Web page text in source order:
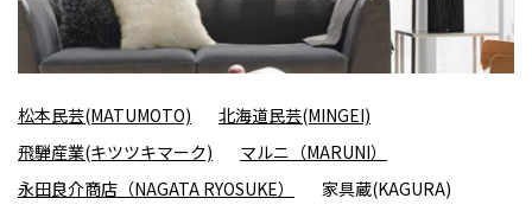
松本民芸(MATUMOTO)
北海道民芸(MINGEI)
飛騨産業(キツツキマーク)
マルニ（MARUNI）
永田良介商店（NAGATA RYOSUKE）
家具蔵(KAGURA)